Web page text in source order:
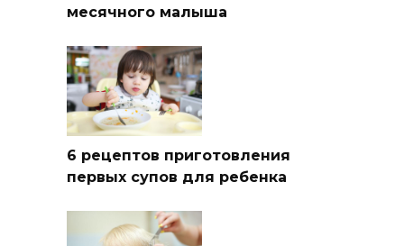
месячного малыша
6 рецептов приготовления
первых супов для ребенка